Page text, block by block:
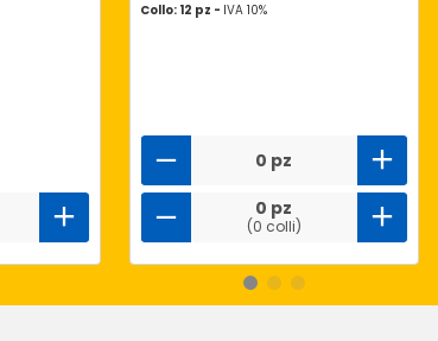
Collo: 12 pz - IVA 10%
0 pz
0 pz
(0 colli)